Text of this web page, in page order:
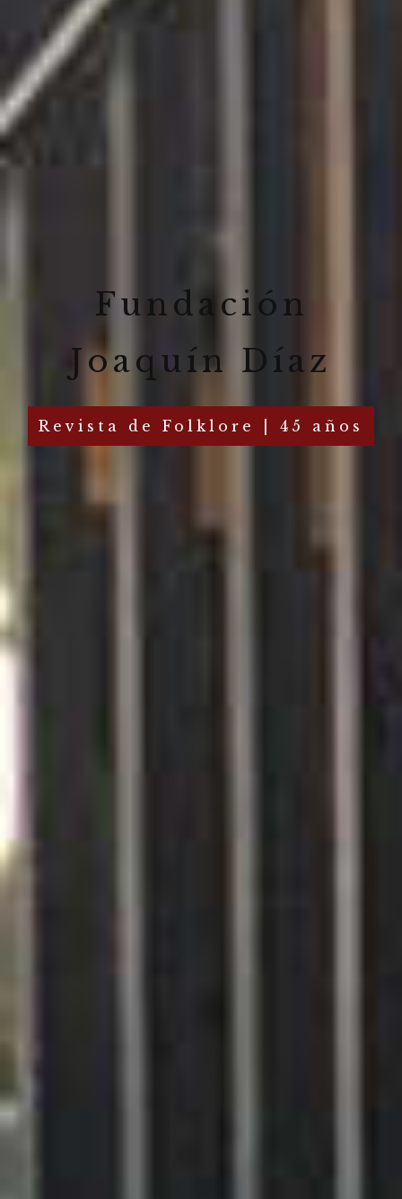
Fundación
Joaquín Díaz
Revista de Folklore | 45 años